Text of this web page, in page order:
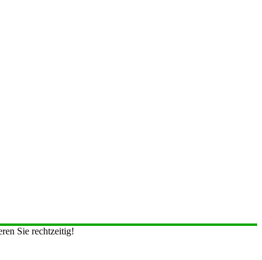
Sie rechtzeitig!